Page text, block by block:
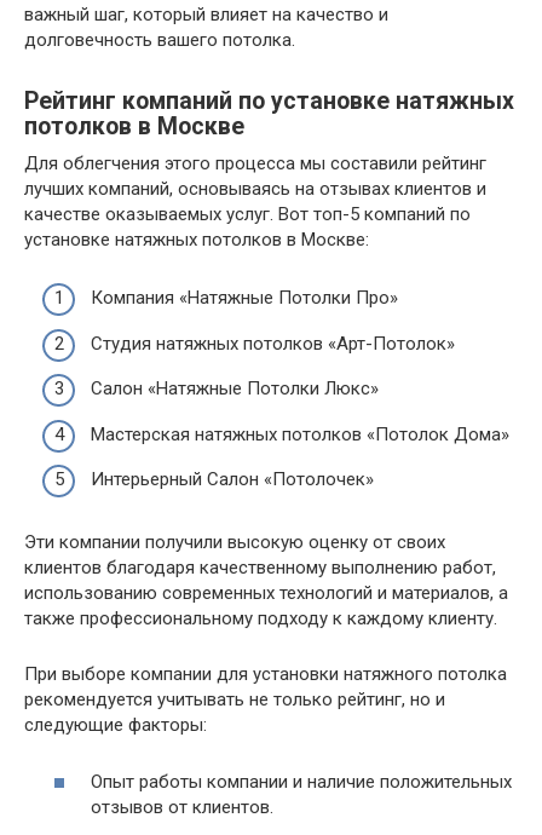
важный шаг, который влияет на качество и
долговечность вашего потолка.
Рейтинг компаний по установке натяжных
потолков в Москве
Для облегчения этого процесса мы составили рейтинг
лучших компаний, основываясь на отзывах клиентов и
качестве оказываемых услуг. Вот топ-5 компаний по
установке натяжных потолков в Москве:
Компания «Натяжные Потолки Про»
Студия натяжных потолков «Арт-Потолок»
Салон «Натяжные Потолки Люкс»
Мастерская натяжных потолков «Потолок Дома»
Интерьерный Салон «Потолочек»
Эти компании получили высокую оценку от своих
клиентов благодаря качественному выполнению работ,
использованию современных технологий и материалов, а
также профессиональному подходу к каждому клиенту.
При выборе компании для установки натяжного потолка
рекомендуется учитывать не только рейтинг, но и
следующие факторы:
Опыт работы компании и наличие положительных
отзывов от клиентов.